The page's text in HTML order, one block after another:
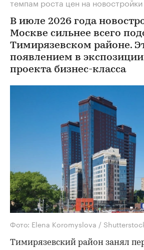
В июле 2026 года
Москве сильнее всего
Тимирязевском районе.
появлением в
проекта бизнес-класса
Фото: Elena Koromyslova /
Тимирязевский район занял